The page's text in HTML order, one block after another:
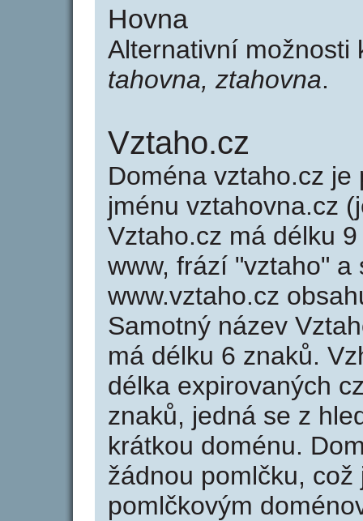
Hovna
Alternativní
tahovna, ztahovna.
Vztaho.cz
Doména vztaho.cz
jménu vztahovna.cz
Vztaho.cz má délku
www, frází "vztaho"
www.vztaho.cz
Samotný název
má délku 6 znaků.
délka expirovaných
znaků, jedná se z
krátkou doménu.
žádnou pomlčku,
pomlčkovým